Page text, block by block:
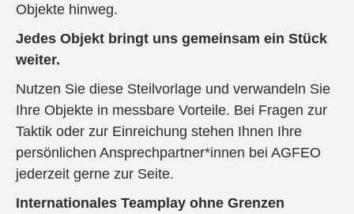
Objekte hinweg.
Jedes Objekt bringt uns gemeinsam ein Stück
weiter.
Nutzen Sie diese Steilvorlage und verwandeln Sie
Ihre Objekte in messbare Vorteile. Bei Fragen zur
Taktik oder zur Einreichung stehen Ihnen Ihre
persönlichen Ansprechpartner*innen bei AGFEO
jederzeit gerne zur Seite.
Internationales Teamplay ohne Grenzen